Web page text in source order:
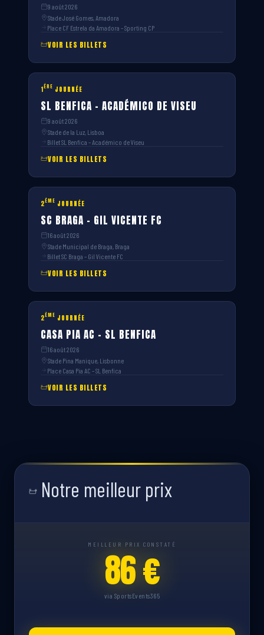
9 août 2026
Stade José Gomes, Amadora
Place CF Estrela da Amadora – Sporting CP
VOIR LES BILLETS
1ÈRE JOURNÉE
SL BENFICA – ACADÉMICO DE VISEU
9 août 2026
Stade de la Luz, Lisboa
Billet SL Benfica – Académico de Viseu
VOIR LES BILLETS
2ÈME JOURNÉE
SC BRAGA – GIL VICENTE FC
16 août 2026
Stade Municipal de Braga, Braga
Billet SC Braga – Gil Vicente FC
VOIR LES BILLETS
2ÈME JOURNÉE
CASA PIA AC – SL BENFICA
16 août 2026
Stade Pina Manique, Lisbonne
Place Casa Pia AC – SL Benfica
VOIR LES BILLETS
Notre meilleur prix
MEILLEUR PRIX CONSTATÉ
86 €
via SportsEvents365